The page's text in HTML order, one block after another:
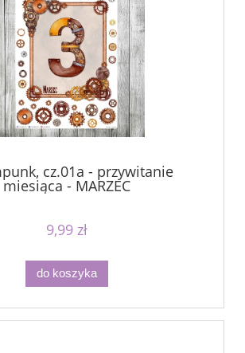
cz.01a - przywitanie
miesiąca - MARZEC
9,99 zł
do koszyka